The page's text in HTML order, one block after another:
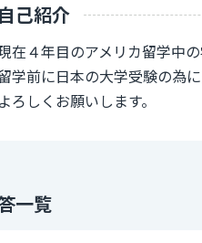
自己紹介
在４年目のアメリカ留学中の
学前に日本の大学受験の為
よろしくお願いします。
一覧